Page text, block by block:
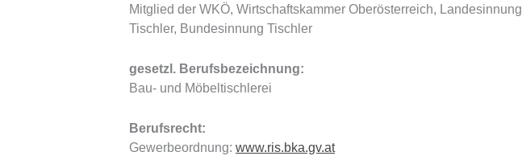
Mitglied der WKÖ, Wirtschaftskammer Oberösterreich, Landesinnung
Tischler, Bundesinnung Tischler
gesetzl. Berufsbezeichnung:
Bau- und Möbeltischlerei
Berufsrecht:
Gewerbeordnung: www.ris.bka.gv.at